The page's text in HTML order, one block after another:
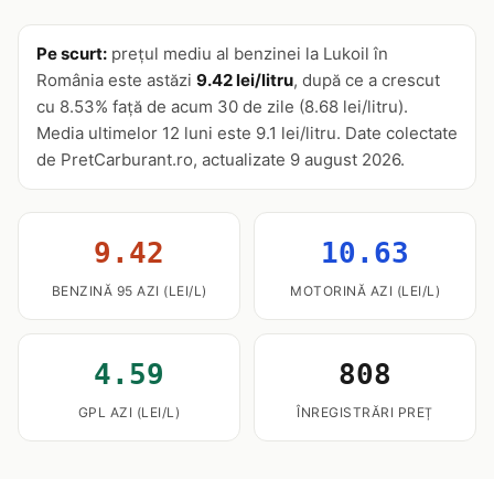
Pe scurt: prețul mediu al benzinei la Lukoil în
România este astăzi 9.42 lei/litru, după ce a crescut
cu 8.53% față de acum 30 de zile (8.68 lei/litru).
Media ultimelor 12 luni este 9.1 lei/litru. Date colectate
de PretCarburant.ro, actualizate 9 august 2026.
9.42
BENZINĂ 95 AZI (LEI/L)
10.63
MOTORINĂ AZI (LEI/L)
4.59
GPL AZI (LEI/L)
808
ÎNREGISTRĂRI PREȚ